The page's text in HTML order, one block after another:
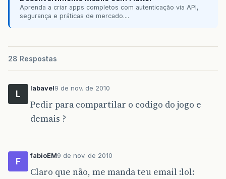
Aprenda a criar apps completos com autenticação via API,
segurança e práticas de mercado....
28 Respostas
L
labavel9 de nov. de 2010
Pedir para compartilar o codigo do jogo e
demais ?
F
fabioEM9 de nov. de 2010
Claro que não, me manda teu email :lol: